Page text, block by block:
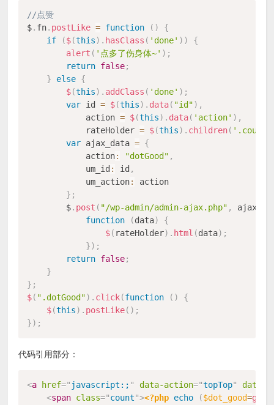
//点赞
$. fn. postLike = function ( )
{
if
($(this) . hasClass ( 'done' ) )
{
alert ( '点多了伤身体~' ) ;
return false;
}
else {
$(this) . addClass ( 'done' ) ;
var id = $(this) . data( "id") ,
            action
= $(this) . data( 'action' ) ,
            rateHolder
= $(this) . children( '.count'
var ajax_data = {
            action
: "dotGood" ,
            um_id
: id ,
            um_action
:
action
} ;
        $
. post ( "/wp-admin/admin-ajax.php" ,
function
(data)
{
$( rateHolder) . html (data) ;
}) ;
return false;
}
} ;
$( ".dotGood") . click(function ( )
{
$(this) . postLike( ) ;
}) ;
代码引用部分：
<a href=" javascript:; " data-action="topTop"
data-
<span class="count"><?php echo ($dot_good=